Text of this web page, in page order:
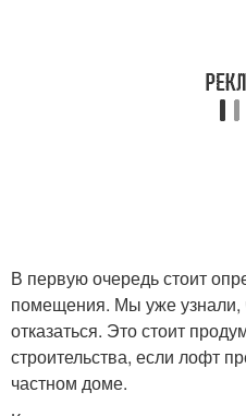
В первую очередь стоит
помещения. Мы уже узнали,
отказаться. Это стоит
строительства, если лофт
частном доме.